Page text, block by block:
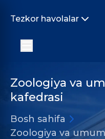
Tezkor havolalar
Zoologiya va
kafedrasi
Bosh sahifa
Zoologiya va